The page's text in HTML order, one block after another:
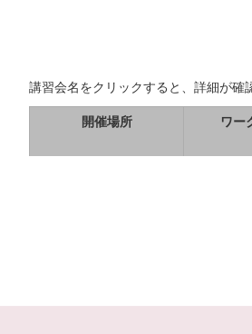
講習会名をクリックすると、詳細が確
開催場所 ワー